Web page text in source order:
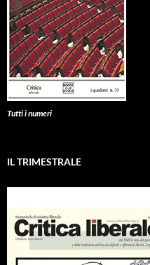
Tutti i numeri
IL TRIMESTRALE